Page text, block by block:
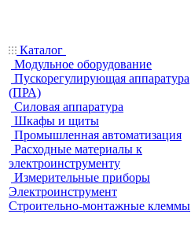
Каталог
Модульное оборудование
Пускорегулирующая аппаратура
(ПРА)
Силовая аппаратура
Шкафы и щиты
Промышленная автоматизация
Расходные материалы к
электроинструменту
Измерительные приборы
Электроинструмент
Строительно-монтажные клеммы